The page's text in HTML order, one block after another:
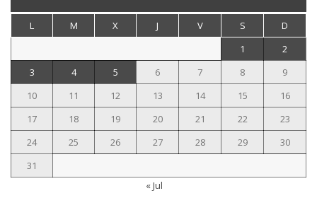
L M X J V S
D
1
2
3
4 5 6 7 8
9
10
11 12 13 14 15
16
17
18 19 20 21 22
23
24
25 26 27 28 29
30
31
« Jul